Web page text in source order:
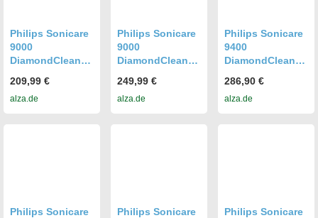
Philips Sonicare
9000
DiamondClean
209,99 €
alza.de
Philips Sonicare
9000
DiamondClean
249,99 €
alza.de
Philips Sonicare
9400
DiamondClean
286,90 €
alza.de
Philips Sonicare
Philips Sonicare
Philips Sonicare